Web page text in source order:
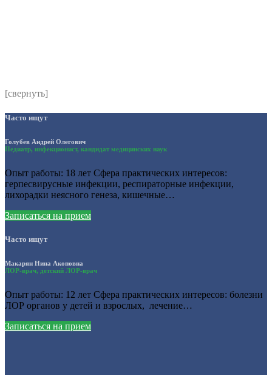
[свернуть]
Часто ищут
Голубев Андрей Олегович
Педиатр, инфекционист, кандидат медицинских наук
Опыт работы: 18 лет Сфера практических интересов:
герпесвирусные инфекции, респираторные инфекции,
лихорадки неясного генеза, кишечные…
Записаться на прием
Часто ищут
Макарян Нина Акоповна
ЛОР-врач, детский ЛОР-врач
Опыт работы: 12 лет Сфера практических интересов: болезни
ЛОР органов у детей и взрослых, лечение…
Записаться на прием